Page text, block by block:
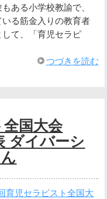
ある小学校教諭で、
る筋金入りの教育者
て、「育児セラピ
つづきを読む
国大会
ダイバーシ
育児セラピスト全国大